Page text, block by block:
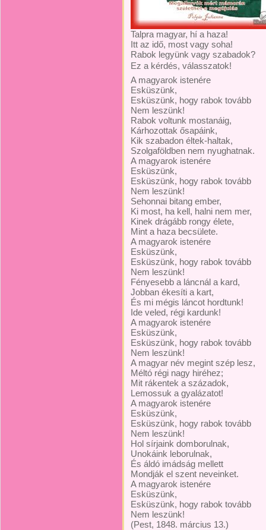
Talpra magyar, hí a haza!
Itt az idő, most vagy soha!
Rabok legyünk vagy szabadok?
Ez a kérdés, válasszatok! 
A magyarok istenére
Esküszünk,
Esküszünk, hogy rabok tovább
Nem leszünk!
Rabok voltunk mostanáig,
Kárhozottak ősapáink,
Kik szabadon éltek-haltak,
Szolgaföldben nem nyughatnak.
A magyarok istenére
Esküszünk,
Esküszünk, hogy rabok tovább
Nem leszünk!
Sehonnai bitang ember,
Ki most, ha kell, halni nem mer,
Kinek drágább rongy élete,
Mint a haza becsülete.
A magyarok istenére
Esküszünk,
Esküszünk, hogy rabok tovább
Nem leszünk!
Fényesebb a láncnál a kard,
Jobban ékesíti a kart,
És mi mégis láncot hordtunk!
Ide veled, régi kardunk!
A magyarok istenére
Esküszünk,
Esküszünk, hogy rabok tovább
Nem leszünk!
A magyar név megint szép lesz,
Méltó régi nagy hiréhez;
Mit rákentek a századok,
Lemossuk a gyalázatot!
A magyarok istenére
Esküszünk,
Esküszünk, hogy rabok tovább
Nem leszünk!
Hol sírjaink domborulnak,
Unokáink leborulnak,
És áldó imádság mellett
Mondják el szent neveinket.
A magyarok istenére
Esküszünk,
Esküszünk, hogy rabok tovább
Nem leszünk!
(Pest, 1848. március 13.)